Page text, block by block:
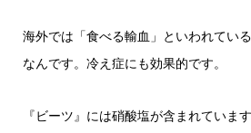
海外では「食べる輸血」といわれてい
なんです。冷え症にも効果的です。
『ビーツ』には硝酸塩が含まれていま